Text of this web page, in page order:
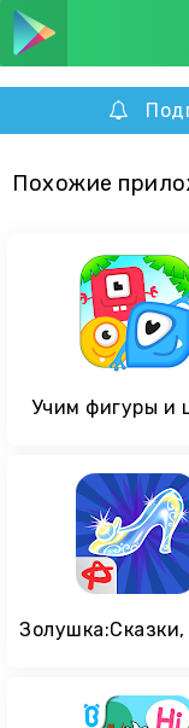
Похожие
Учим фигуры и